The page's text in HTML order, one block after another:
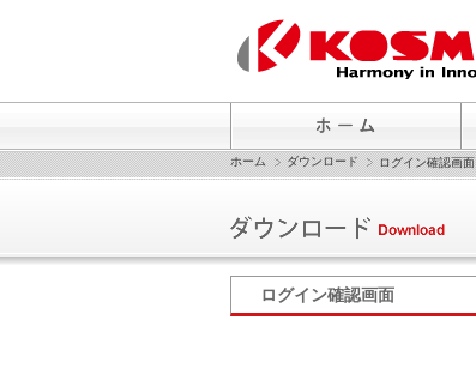
ホーム ダウンロード ログイン確認画面
ログイン確認画面